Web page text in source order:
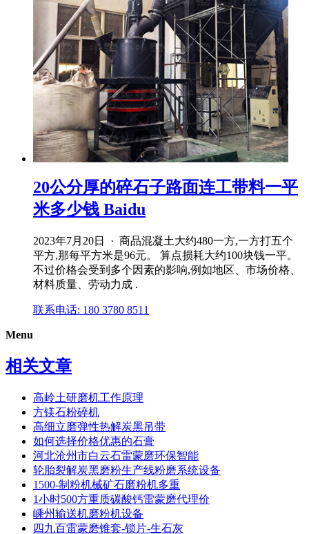
20公分厚的碎石子路面连工带料一平
米多少钱 Baidu
2023年7月20日 · 商品混凝土大约480一方,一方打五个
平方,那每平方米是96元。 算点损耗大约100块钱一平。
不过价格会受到多个因素的影响,例如地区、市场价格、
材料质量、劳动力成 .
联系电话: 180 3780 8511
Menu
相关文章
高岭土研磨机工作原理
方镁石粉碎机
高细立磨弹性热解炭黑吊带
如何选择价格优惠的石膏
河北沧州市白云石雷蒙磨环保智能
轮胎裂解炭黑磨粉生产线粉磨系统设备
1500-制粉机械矿石磨粉机多重
1小时500方重质碳酸钙雷蒙磨代理价
嵊州输送机磨粉机设备
四九百雷蒙磨锥套-锁片-生石灰